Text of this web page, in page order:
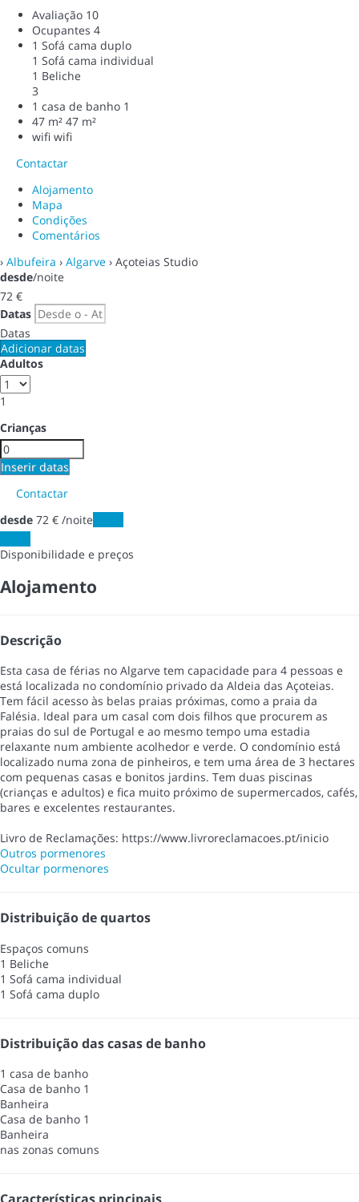
Avaliação 10
Ocupantes 4
1 Sofá cama duplo
1 Sofá cama individual
1 Beliche
3
1 casa de banho 1
47 m² 47 m²
wifi wifi
Contactar
Alojamento
Mapa
Condições
Comentários
› Albufeira › Algarve › Açoteias Studio
desde/noite
72 €
Datas
Datas
Adicionar datas
Adultos
1
Crianças
Inserir datas
Contactar
desde 72 € /noite
Disponibilidade e preços
Alojamento
Descrição
Esta casa de férias no Algarve tem capacidade para 4 pessoas e
está localizada no condomínio privado da Aldeia das Açoteias.
Tem fácil acesso às belas praias próximas, como a praia da
Falésia. Ideal para um casal com dois filhos que procurem as
praias do sul de Portugal e ao mesmo tempo uma estadia
relaxante num ambiente acolhedor e verde. O condomínio está
localizado numa zona de pinheiros, e tem uma área de 3 hectares
com pequenas casas e bonitos jardins. Tem duas piscinas
(crianças e adultos) e fica muito próximo de supermercados, cafés,
bares e excelentes restaurantes.
Livro de Reclamações: https://www.livroreclamacoes.pt/inicio
Outros pormenores
Ocultar pormenores
Distribuição de quartos
Espaços comuns
1 Beliche
1 Sofá cama individual
1 Sofá cama duplo
Distribuição das casas de banho
1 casa de banho
Casa de banho 1
Banheira
Casa de banho 1
Banheira
nas zonas comuns